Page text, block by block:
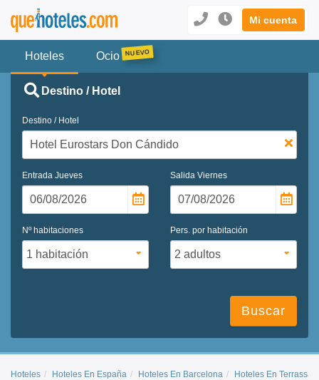
Mi cuenta
Hoteles Ocio
Destino / Hotel
Destino / Hotel
Entrada Jueves Salida Viernes
Nº habitaciones Pers. por habitación
Buscar
Hoteles Hoteles En España Hoteles En Barcelona Hoteles En Terrassa